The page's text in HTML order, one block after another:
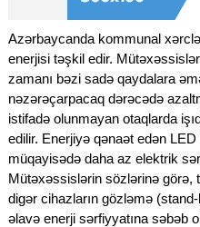
Azərbaycanda kommunal
enerjisi təşkil edir.
zamanı bəzi sadə qaydalara
nəzərəçarpacaq dərəcədə
istifadə olunmayan otaqlarda
edilir. Enerjiyə qənaət edən
müqayisədə daha az elektrik
Mütəxəssislərin sözlərinə görə,
digər cihazların gözləmə
əlavə enerji sərfiyyatına səbəb